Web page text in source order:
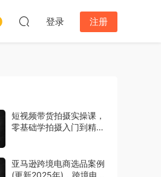
登录 注册
短视频带货拍摄实操课，
零基础学拍摄入门到精通
亚马逊跨境电商选品案例
(更新2025年)，跨境电商